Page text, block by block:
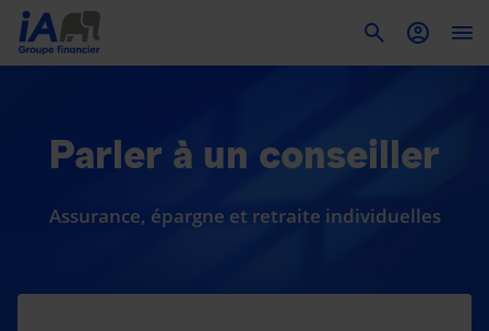
Parler à un conseiller
Assurance, épargne et retraite individuelles